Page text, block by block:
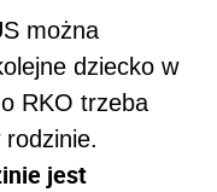
można
dziecko w
RKO trzeba
jest